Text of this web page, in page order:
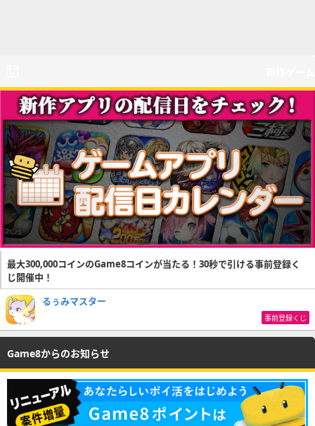
最大300,000コインのGame8コインが当たる！30秒で引ける事前登録く
じ開催中！
るぅみマスター
事前登録くじ
Game8からのお知らせ